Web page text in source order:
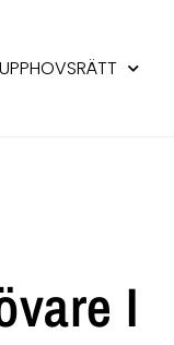
UPPHOVSRÄTT
I